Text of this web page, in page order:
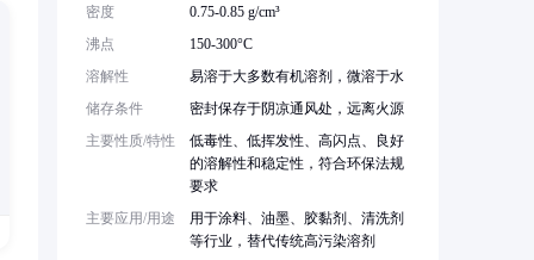
密度
0.75-0.85 g/cm³
沸点
150-300°C
溶解性
易溶于大多数有机溶剂，微溶于水
储存条件
密封保存于阴凉通风处，远离火源
主要性质/特性
低毒性、低挥发性、高闪点、良好
的溶解性和稳定性，符合环保法规
要求
主要应用/用途
用于涂料、油墨、胶黏剂、清洗剂
等行业，替代传统高污染溶剂